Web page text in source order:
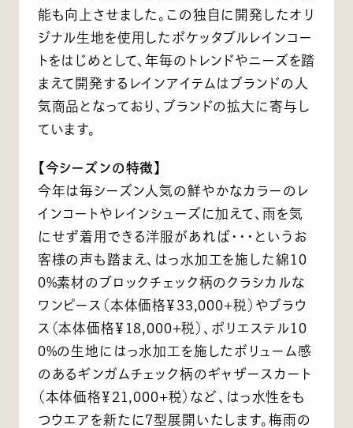
能も向上させました。この独自に開発したオリ
ジナル生地を使用したポケッタブルレインコー
トをはじめとして、年毎のトレンドやニーズを踏
まえて開発するレインアイテムはブランドの人
気商品となっており、ブランドの拡大に寄与し
ています。
【今シーズンの特徴】
今年は毎シーズン人気の鮮やかなカラーのレ
インコートやレインシューズに加えて、雨を気
にせず着用できる洋服があれば・・・というお
客様の声も踏まえ、はっ水加工を施した綿10
0%素材のブロックチェック柄のクラシカルな
ワンピース（本体価格￥33,000+税）やブラウ
ス（本体価格￥18,000+税）、ポリエステル10
0%の生地にはっ水加工を施したボリューム感
のあるギンガムチェック柄のギャザースカート
（本体価格￥21,000+税）など、はっ水性をも
つウエアを新たに7型展開いたします。梅雨の